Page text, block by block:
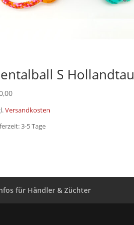
S Hollandtau
Versandkosten
3-5 Tage
für Händler & Züchter